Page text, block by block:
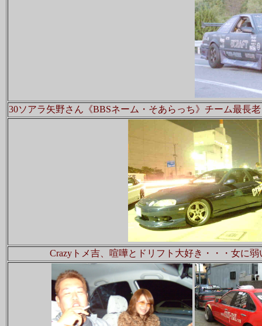
30ソアラ矢野さん《BBSネーム・そあらっち》チーム最
Crazyトメ吉、喧嘩とドリフト大好き・・・女に